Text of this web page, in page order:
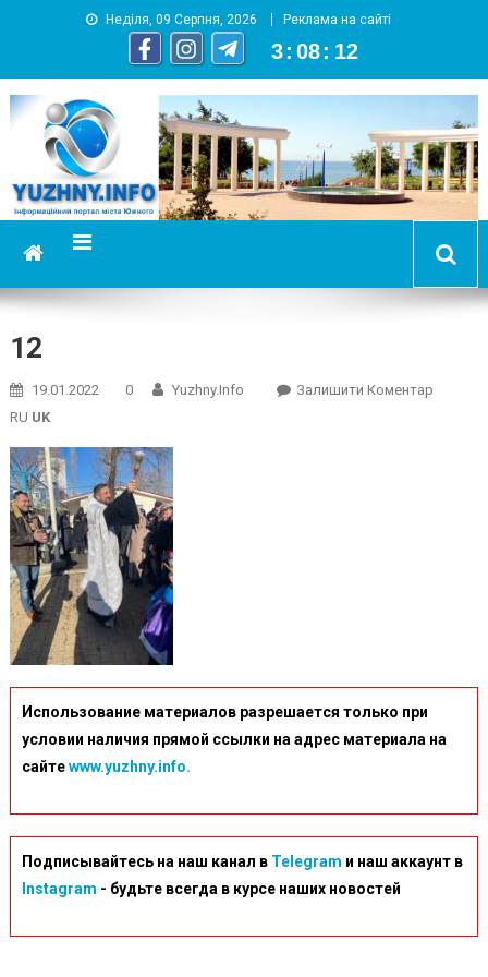
Неділя, 09 Серпня, 2026 Реклама на сайті
3 : 08 : 13
YUZHNY.INFO
информационный портал города Южный
12
19.01.2022 0 Yuzhny.info Залишити КоментарOn
RU UK
Использование материалов разрешается только при
условии наличия прямой ссылки на адрес материала на
сайтеwww.yuzhny.info.
Подписывайтесь на наш канал в Telegram и наш аккаунт в
Instagram - будьте всегда в курсе наших новостей